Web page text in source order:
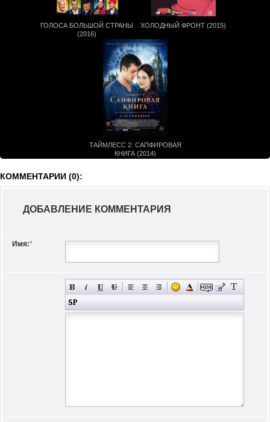
ГОЛОСА БОЛЬШОЙ СТРАНЫ
(2016)
ХОЛОДНЫЙ ФРОНТ (2015)
ТАЙМЛЕСС 2: САПФИРОВАЯ
КНИГА (2014)
КОММЕНТАРИИ (0):
ДОБАВЛЕНИЕ КОММЕНТАРИЯ
Имя:*